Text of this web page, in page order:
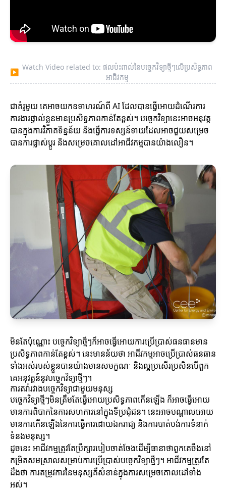
▶
Watch Video related to: ផលប៉ះពាល់នៃបច្ចេកវិទ្យាថ្មីៗលើប្រសិទ្ធភាព
អាជីវកម្ម
ជាគំរូមួយ គេអាចយកឧទាហរណ៍ពី AI ដែលបានធ្វើអោយដំណើរការ
ការងារផ្ទាល់ខ្លួនមានប្រសិទ្ធភាពកាន់តែខ្ពស់។ បច្ចេកវិទ្យានេះអាចអនុវត្ត
បានក្នុងការវិភាគទិន្នន័យ និងធ្វើការទស្សន៍ទាយដែលអាចជួយសម្រេច
បានការផ្លាស់ប្ដូរ និងសម្រេចគោលដៅអាជីវកម្មបានយ៉ាងលឿន។
មិនតែប៉ុណ្ណោះ បច្ចេកវិទ្យាថ្មីៗក៏អាចធ្វើអោយការប្រើប្រាស់ធនធានមាន
ប្រសិទ្ធភាពកាន់តែខ្ពស់។ នេះមានន័យថា អាជីវកម្មអាចប្រើប្រាស់ធនធាន
ទាំងអស់របស់ខ្លួនបានយ៉ាងមានសមក្ខណៈ និងល្អប្រសើរប្រសិនបើពួក
គេអនុវត្តន៍នូវបច្ចេកវិទ្យាថ្មីៗ។
ការតវ៉ារវាងបច្ចេកវិទ្យាជាមួយមនុស្ស
បច្ចេកវិទ្យាថ្មីៗមិនត្រឹមតែធ្វើអោយប្រសិទ្ធភាពកើនឡើង ក៏អាចធ្វើអោយ
មានការពិបាកនៃការសហការនៅក្នុងទីប្រជុំជន។ នេះអាចបណ្តាលអោយ
មានការកើនឡើងនៃការធ្វើការដោយឯករាជ្យ និងការបាត់បង់ការទំនាក់
ទំនងមនុស្ស។
ដូចនេះ អាជីវកម្មត្រូវតែប្រឹក្សារបៀបចាត់ចែងដើម្បីធានាថាពួកគេចឹងនៅ
កម្រិតសមស្រាលសម្រាប់ការប្រើប្រាស់បច្ចេកវិទ្យាថ្មីៗ។ អាជីវកម្មត្រូវតែ
ដឹងថា ការតម្រូវការនៃមនុស្សគឺសំខាន់ក្នុងការសម្រេចគោលដៅទាំង
អស់។